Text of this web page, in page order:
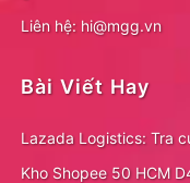
Liên hệ: hi@mgg.vn
Bài Viết Hay
Lazada Logistics: Tra
Kho Shopee 50 HCM